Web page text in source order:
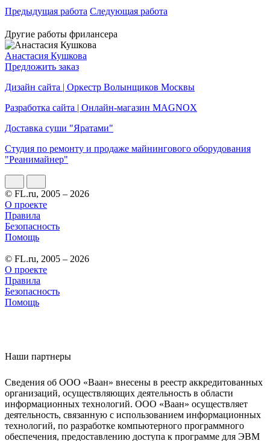
Предыдущая работа Следующая работа
Другие работы фрилансера
Анастасия Кушкова
Предложить заказ
Дизайн сайта | Оркестр Волынщиков Москвы
Разработка сайта | Онлайн-магазин MAGNOX
Доставка суши "Яратами"
Студия по ремонту и продаже майнингового оборудования
"Реанимайнер"
© FL.ru, 2005 – 2026
О проекте
Правила
Безопасность
Помощь
© FL.ru, 2005 – 2026
О проекте
Правила
Безопасность
Помощь
Наши партнеры
Сведения об ООО «Ваан» внесены в реестр аккредитованных
организаций, осуществляющих деятельность в области
информационных технологий. ООО «Ваан» осуществляет
деятельность, связанную с использованием информационных
технологий, по разработке компьютерного программного
обеспечения, предоставлению доступа к программе для ЭВМ